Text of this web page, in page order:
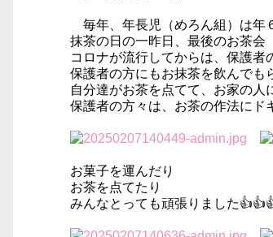
毎年、年長児（めろん組）は年
抹茶の日の一昨日、最後のお茶会
コロナが流行してからは、保護
保護者の方にもお抹茶を飲んでも
自分達がお茶を点てて、お家の
保護者の方々は、お茶の作法にド
お菓子を運んだり
お茶を点てたり
みんなとっても頑張りました